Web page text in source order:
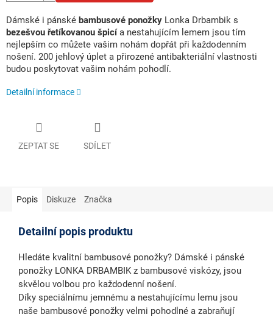
Dámské i pánské bambusové ponožky Lonka Drbambik s
bezešvou řetíkovanou špicía nestahujícím lemem jsou tím
nejlepším co můžete vašim nohám dopřát při každodenním
nošení. 200 jehlový úplet a přirozené antibakteriální vlastnosti
budou poskytovat vašim nohám pohodlí.
Detailní informace
ZEPTAT SE SDÍLET
Popis Diskuze Značka
Detailní popis produktu
Hledáte kvalitní bambusové ponožky? Dámské i pánské
ponožky LONKA DRBAMBIK z bambusové viskózy, jsou
skvělou volbou pro každodenní nošení.
Díky speciálnímu jemnému a nestahujícímu lemu jsou
naše bambusové ponožky velmi pohodlné a zabraňují